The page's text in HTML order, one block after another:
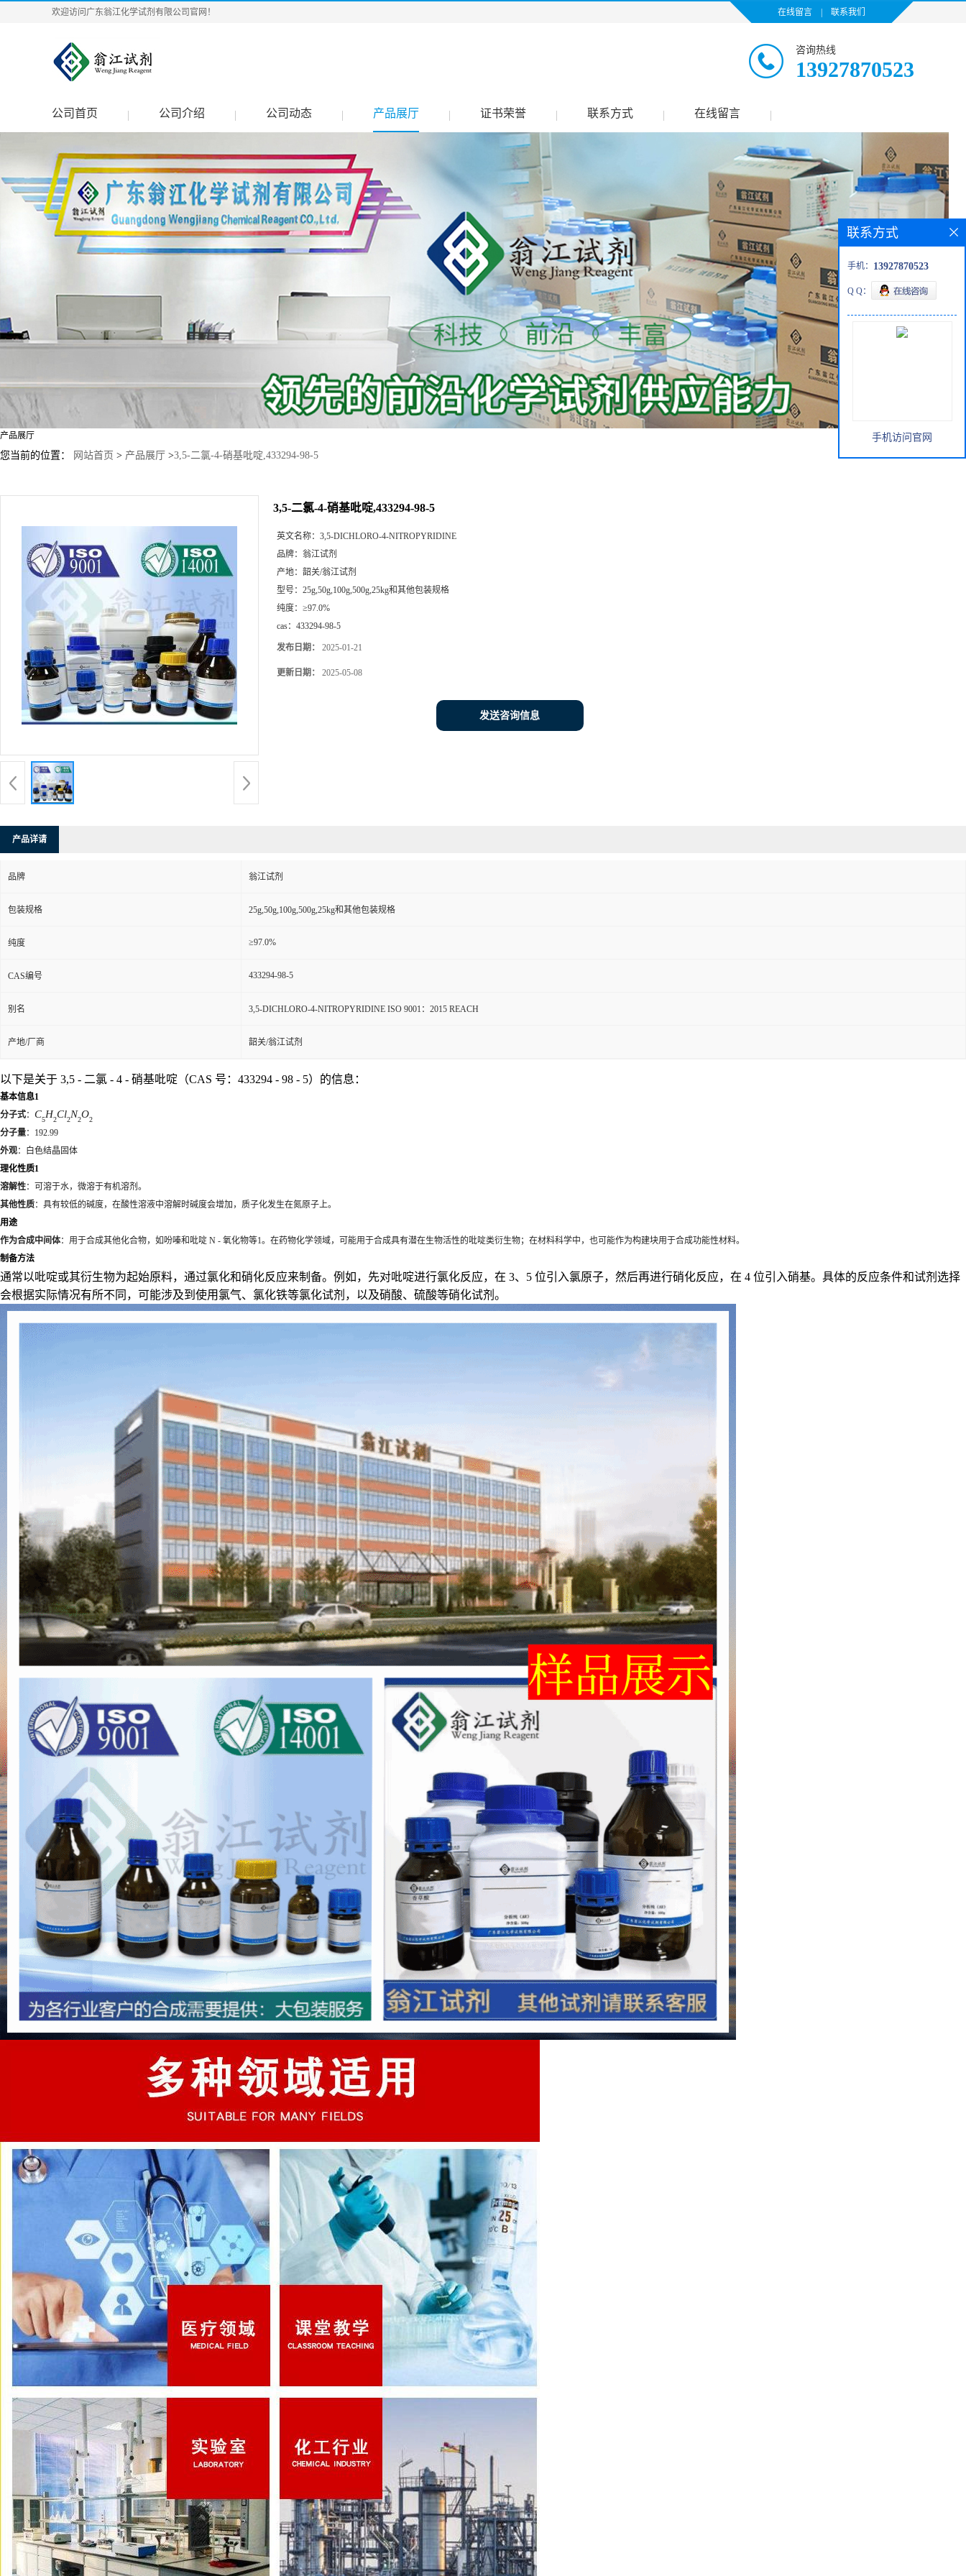
欢迎访问广东翁江化学试剂有限公司官网！ 在线留言 联系我们
咨询热线
13927870523
公司首页 公司介绍 公司动态 产品展厅 证书荣誉 联系方式 在线留言
产品展厅
您当前的位置： 网站首页 > 产品展厅 >3,5-二氯-4-硝基吡啶,433294-98-5
3,5-二氯-4-硝基吡啶,433294-98-5
英文名称： 3,5-DICHLORO-4-NITROPYRIDINE
品牌： 翁江试剂
产地： 韶关/翁江试剂
型号： 25g,50g,100g,500g,25kg和其他包装规格
纯度： ≥97.0%
cas： 433294-98-5
发布日期： 2025-01-21
更新日期： 2025-05-08
发送咨询信息
产品详请
品牌 翁江试剂
包装规格 25g,50g,100g,500g,25kg和其他包装规格
纯度 ≥97.0%
CAS编号 433294-98-5
别名 3,5-DICHLORO-4-NITROPYRIDINE ISO 9001：2015 REACH
产地/厂商 韶关/翁江试剂
以下是关于 3,5 - 二氯 - 4 - 硝基吡啶（CAS 号：433294 - 98 - 5）的信息：
基本信息1
分子式： C5H2Cl2N2O2
分子量：192.99
外观：白色结晶固体
理化性质1
溶解性：可溶于水，微溶于有机溶剂。
其他性质：具有较低的碱度，在酸性溶液中溶解时碱度会增加，质子化发生在氮原子上。
用途
作为合成中间体：用于合成其他化合物，如吩嗪和吡啶 N - 氧化物等1。在药物化学领域，可能用于合成具有潜在生物活性的吡啶类衍生物；在材料科学中，也可能作为构建块用于合成功能性材料。
制备方法
通常以吡啶或其衍生物为起始原料，通过氯化和硝化反应来制备。例如，先对吡啶进行氯化反应，在 3、5 位引入氯原子，然后再进行硝化反应，在 4 位引入硝基。具体的反应条件和试剂选择
会根据实际情况有所不同，可能涉及到使用氯气、氯化铁等氯化试剂，以及硝酸、硫酸等硝化试剂。
联系方式
手机： 13927870523
Q Q：
手机访问官网